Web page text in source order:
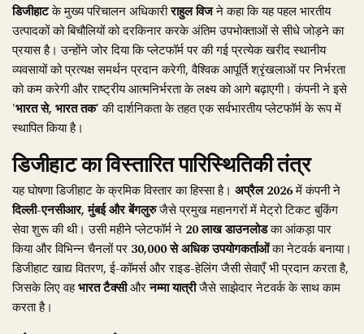
डिजीहाटके मुख्य परिचालन अधिकारीराहुल विजने कहा कि यह पहल भारतीय
उत्पादकों को बिचौलियों को दरकिनार करके अंतिम उपभोक्ताओं से सीधे जोड़ने का
प्रयास है। उन्होंने जोर दिया कि प्लेटफॉर्म पर की गई प्रत्येक खरीद स्थानीय
व्यवसायों को प्रत्यक्ष समर्थन प्रदान करेगी, वैश्विक आपूर्ति श्रृंखलाओं पर निर्भरता
को कम करेगी और राष्ट्रीय आत्मनिर्भरता के लक्ष्य को आगे बढ़ाएगी। कंपनी ने इसे
'भारत से, भारत तक'की दार्शनिकता के तहत एक सर्वभारतीय प्लेटफॉर्म के रूप में
स्थापित किया है।
डिजीहाट का विस्तारित पारिस्थितिकी तंत्र
यह घोषणा डिजीहाट के क्रमिक विस्तार का हिस्सा है। अप्रैल 2026में कंपनी ने
दिल्ली-एनसीआर, मुंबई और बेंगलुरुजैसे प्रमुख महानगरों में मेट्रो टिकट बुकिंग
सेवा शुरू की थी। उसी महीने प्लेटफॉर्म ने 20 लाख डाउनलोडका आंकड़ा पार
किया और विभिन्न चैनलों पर 30,000 से अधिक उपयोगकर्ताओंका नेटवर्क बनाया।
डिजीहाट खाद्य वितरण, ई-कॉमर्स और राइड-हेलिंग जैसी सेवाएँ भी प्रदान करता है,
जिसके लिए वहभारत टैक्सीऔरनम्मा यात्रीजैसे साझेदार नेटवर्क के साथ काम
करता है।